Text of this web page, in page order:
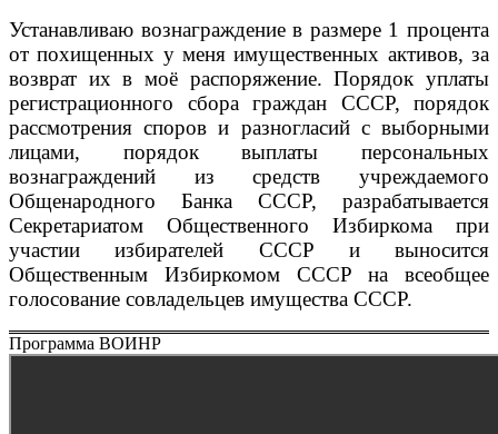
Устанавливаю вознаграждение в размере 1 процента
от похищенных у меня имущественных активов, за
возврат их в моё распоряжение. Порядок уплаты
регистрационного сбора граждан СССР, порядок
рассмотрения споров и разногласий с выборными
лицами, порядок выплаты персональных
вознаграждений из средств учреждаемого
Общенародного Банка СССР, разрабатывается
Секретариатом Общественного Избиркома при
участии избирателей СССР и выносится
Общественным Избиркомом СССР на всеобщее
голосование совладельцев имущества СССР.
Программа ВОИНР